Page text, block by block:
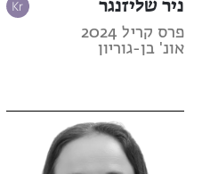
ניר שליזנגר
פרס קריל 2024
אונ' בן-גוריון